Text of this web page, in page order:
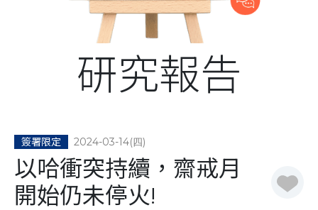
研究報告
簽署限定 2024-03-14(四)
以哈衝突持續，齋戒月
開始仍未停火!